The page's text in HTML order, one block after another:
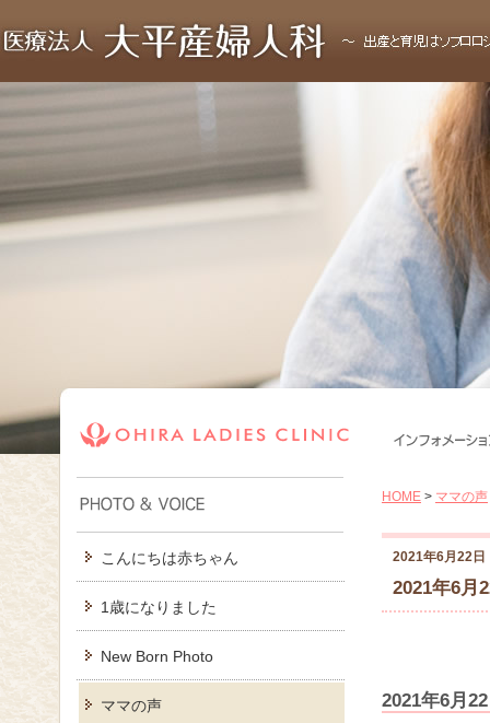
こんにちは赤ちゃん
1歳になりました
New Born Photo
ママの声
HOME > ママの声
2021年6月22日
2021年6月
2021年6月